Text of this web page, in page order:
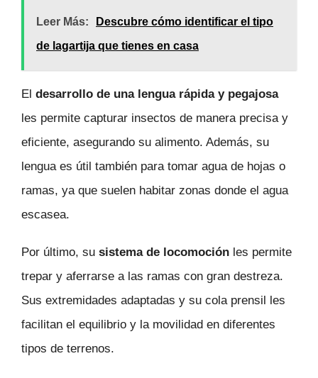
Leer Más:
Descubre cómo identificar el tipo
de lagartija que tienes en casa
El desarrollo de una lengua rápida y pegajosa
les permite capturar insectos de manera precisa y
eficiente, asegurando su alimento. Además, su
lengua es útil también para tomar agua de hojas o
ramas, ya que suelen habitar zonas donde el agua
escasea.
Por último, su sistema de locomoción les permite
trepar y aferrarse a las ramas con gran destreza.
Sus extremidades adaptadas y su cola prensil les
facilitan el equilibrio y la movilidad en diferentes
tipos de terrenos.